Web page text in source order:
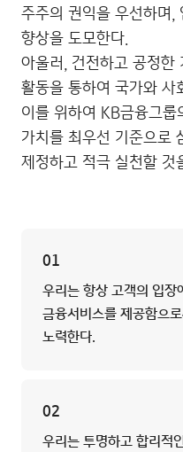
주주의 권익을 우선하며,
향상을 도모한다.
아울러, 건전하고 공정한
활동을 통하여 국가와 사
이를 위하여 KB금융그
가치를 최우선 기준으로
제정하고 적극 실천할 것
01
우리는 항상 고객의 입장
금융서비스를 제공함으
노력한다.
02
우리는 투명하고 합리적